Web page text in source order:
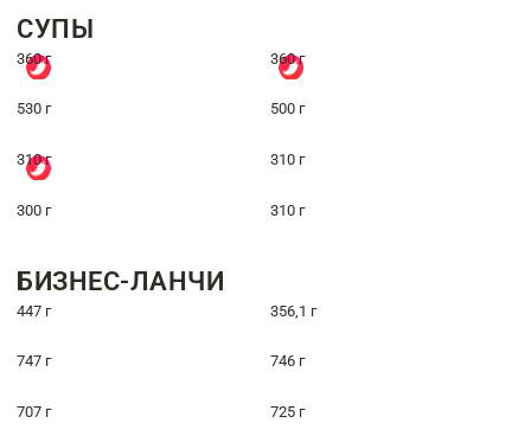
СУПЫ
360 г 360 г
530 г 500 г
310 г 310 г
300 г 310 г
БИЗНЕС-ЛАНЧИ
447 г 356,1 г
747 г 746 г
707 г 725 г